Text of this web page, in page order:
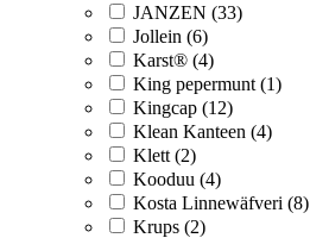
JANZEN (33)
Jollein (6)
Karst® (4)
King pepermunt (1)
Kingcap (12)
Klean Kanteen (4)
Klett (2)
Kooduu (4)
Kosta Linnewäfveri (8)
Krups (2)